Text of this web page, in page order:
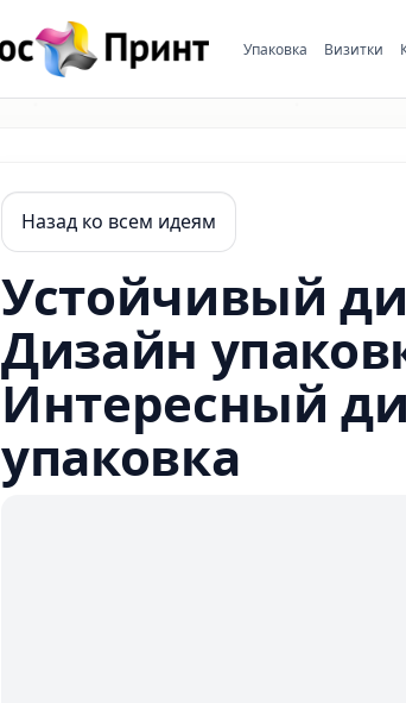
Упаковка Визитки
Назад ко всем идеям
Устойчивый
Дизайн
Интересный
упаковка